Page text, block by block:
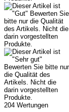
204 Wertungen